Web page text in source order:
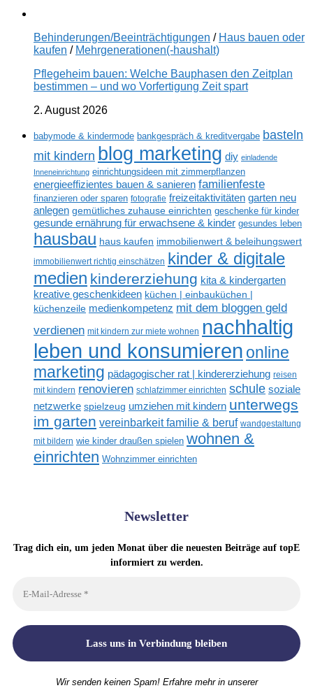
Behinderungen/Beeinträchtigungen / Haus bauen oder
kaufen / Mehrgenerationen(-haushalt)
Pflegeheim bauen: Welche Bauphasen den Zeitplan
bestimmen – und wo Vorfertigung Zeit spart
2. August 2026
babymode & kindermode bankgespräch & kreditvergabe basteln
mit kindern blog marketing diy einladende
Inneneinrichtung einrichtungsideen mit zimmerpflanzen
energieeffizientes bauen & sanieren familienfeste
finanzieren oder sparen fotografie freizeitaktivitäten garten neu
anlegen gemütliches zuhause einrichten geschenke für kinder
gesunde ernährung für erwachsene & kinder gesundes leben
hausbau haus kaufen immobilienwert & beleihungswert
immobilienwert richtig einschätzen kinder & digitale
medien kindererziehung kita & kindergarten
kreative geschenkideen küchen | einbauküchen |
küchenzeile medienkompetenz mit dem bloggen geld
verdienen mit kindern zur miete wohnen nachhaltig
leben und konsumieren online
marketing pädagogischer rat | kindererziehung reisen
mit kindern renovieren schlafzimmer einrichten schule soziale
netzwerke spielzeug umziehen mit kindern unterwegs
im garten vereinbarkeit familie & beruf wandgestaltung
mit bildern wie kinder draußen spielen wohnen &
einrichten Wohnzimmer einrichten
Newsletter
Trag dich ein, um jeden Monat über die neuesten Beiträge auf topE
informiert zu werden.
Wir senden keinen Spam! Erfahre mehr in unserer